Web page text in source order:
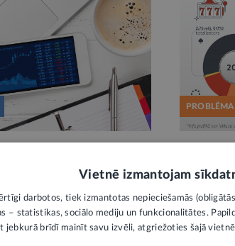
un pievienotā
Finanses
PROBLĒMA
trešdaļu
Pirms 3
Vietnē izmantojam
darbotos, tiek izmantotas nepieciešamās
– statistikas, sociālo mediju un funkcionalitātes.
jebkurā brīdī mainīt savu izvēli, atgriežoties šajā